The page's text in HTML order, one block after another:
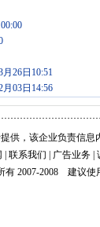
26日10:51
03日14:56
供，该企业负责信
| 联系我们 | 广告业务 |
有 2007-2008 建议使